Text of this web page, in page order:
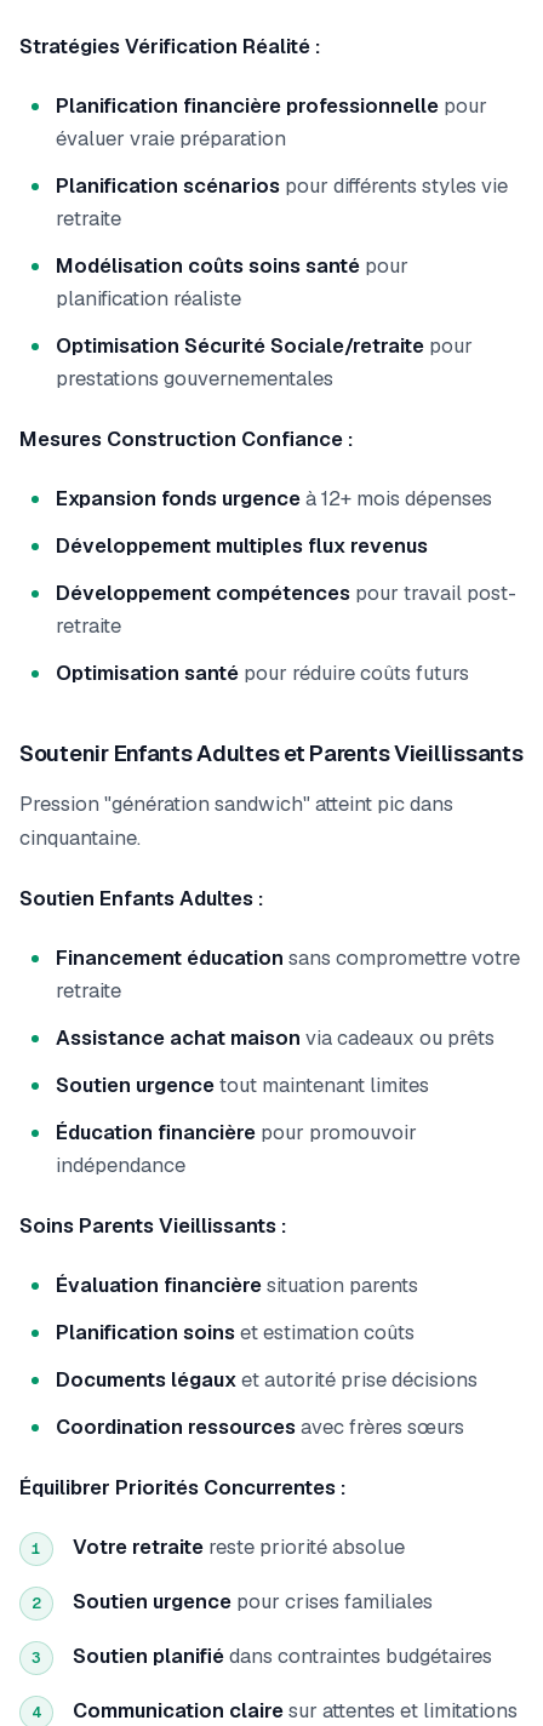
Stratégies Vérification Réalité :
Planification financière professionnelle pour
évaluer vraie préparation
Planification scénarios pour différents styles vie
retraite
Modélisation coûts soins santé pour
planification réaliste
Optimisation Sécurité Sociale/retraite pour
prestations gouvernementales
Mesures Construction Confiance :
Expansion fonds urgenceà 12+ mois dépenses
Développement multiples flux revenus
Développement compétences pour travail post-
retraite
Optimisation santé pour réduire coûts futurs
Soutenir Enfants Adultes et Parents Vieillissants
Pression "génération sandwich" atteint pic dans
cinquantaine.
Soutien Enfants Adultes :
Financement éducation sans compromettre votre
retraite
Assistance achat maison via cadeaux ou prêts
Soutien urgencetout maintenant limites
Éducation financière pour promouvoir
indépendance
Soins Parents Vieillissants :
Évaluation financièresituation parents
Planification soinset estimation coûts
Documents légauxet autorité prise décisions
Coordination ressourcesavec frères sœurs
Équilibrer Priorités Concurrentes :
1 Votre retraite reste priorité absolue
2 Soutien urgence pour crises familiales
3 Soutien planifiédans contraintes budgétaires
4 Communication clairesur attentes et limitations